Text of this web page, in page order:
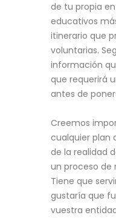
de tu propia
educativos
itinerario que
voluntarias.
información
que requerirá
antes de
Creemos
cualquier plan
de la realidad
un proceso de
Tiene que
gustaría que
vuestra